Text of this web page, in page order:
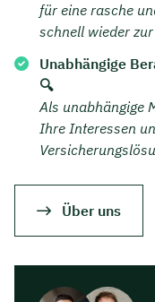
für eine rasche
schnell wieder
Unabhängige
🔍
Als unabhängige
Ihre Interessen
Über uns